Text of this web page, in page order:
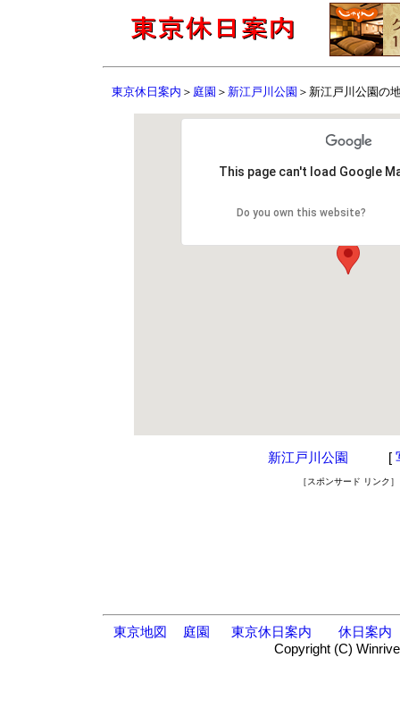
東京休日案内 ＞ 庭園 ＞ 新江戸川公園 ＞新江戸川公園の
This page can't load Google
Do you own this website?
新江戸川公園 [
［スポンサード リンク］
東京地図 庭園 東京休日案内
休日案内
Copyright (C)